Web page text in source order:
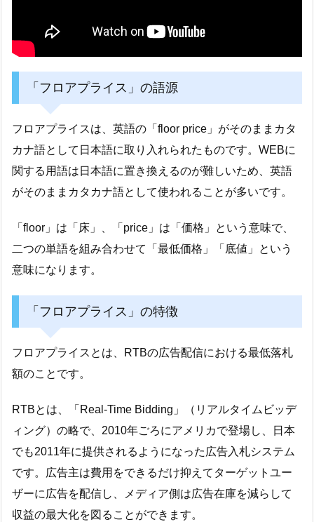
「フロアプライス」の語源
フロアプライスは、英語の「floor price」がそのままカタ
カナ語として日本語に取り入れられたものです。WEBに
関する用語は日本語に置き換えるのが難しいため、英語
がそのままカタカナ語として使われることが多いです。
「floor」は「床」、「price」は「価格」という意味で、
二つの単語を組み合わせて「最低価格」「底値」という
意味になります。
「フロアプライス」の特徴
フロアプライスとは、RTBの広告配信における最低落札
額のことです。
RTBとは、「Real-Time Bidding」（リアルタイムビッデ
ィング）の略で、2010年ごろにアメリカで登場し、日本
でも2011年に提供されるようになった広告入札システム
です。広告主は費用をできるだけ抑えてターゲットユー
ザーに広告を配信し、メディア側は広告在庫を減らして
収益の最大化を図ることができます。